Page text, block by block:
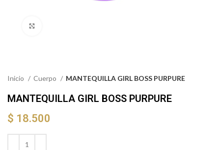
Inicio Cuerpo MANTEQUILLA GIRL BOSS PURPURE
MANTEQUILLA GIRL BOSS PURPURE
$ 18.500